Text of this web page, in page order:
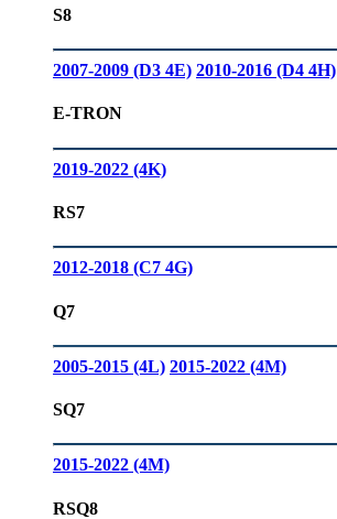
S8
2007-2009 (D3 4E) 2010-2016 (D4 4H)
E-TRON
2019-2022 (4K)
RS7
2012-2018 (C7 4G)
Q7
2005-2015 (4L) 2015-2022 (4M)
SQ7
2015-2022 (4M)
RSQ8